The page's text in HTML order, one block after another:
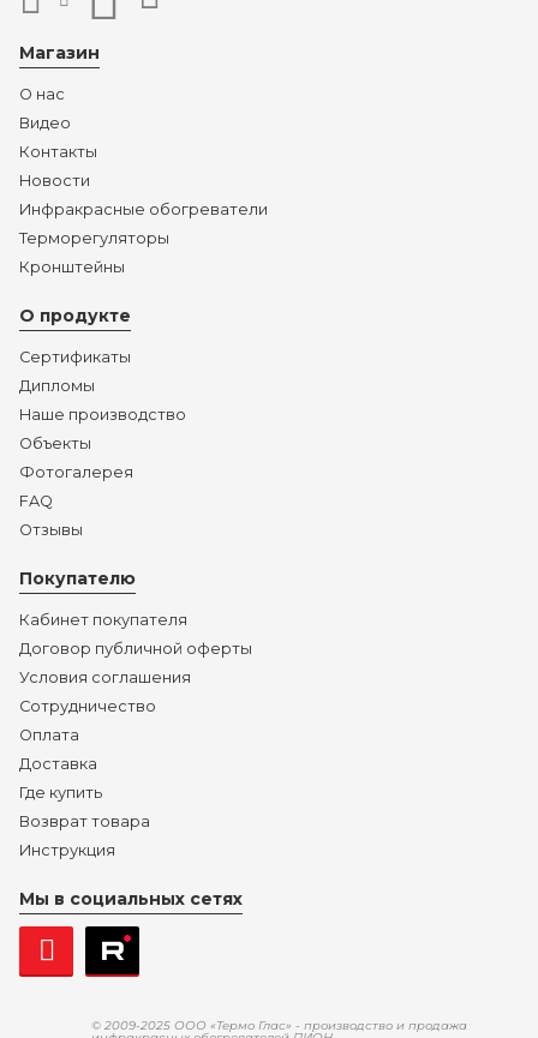
© 2009-2025 ООО «Термо Глас» - производство и продажа
Магазин
О нас
Видео
Контакты
Новости
Инфракрасные обогреватели
Терморегуляторы
Кронштейны
О продукте
Сертификаты
Дипломы
Наше производство
Объекты
Фотогалерея
FAQ
Отзывы
Покупателю
Кабинет покупателя
Договор публичной оферты
Условия соглашения
Сотрудничество
Оплата
Доставка
Где купить
Возврат товара
Инструкция
Мы в социальных сетях